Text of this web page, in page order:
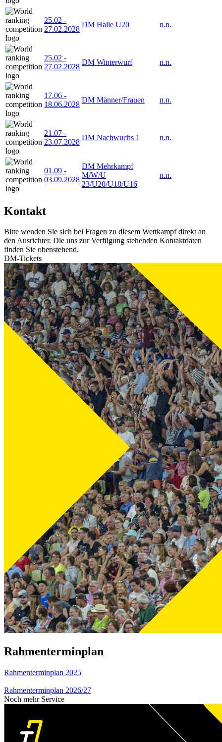
25.02 -
27.02.2028
DM Halle U20 n.n.
25.02 -
27.02.2028
DM Winterwurf n.n.
17.06 -
18.06.2028
DM Männer/Frauen n.n.
21.07 -
23.07.2028
DM Nachwuchs 1 n.n.
01.09 -
03.09.2028
DM Mehrkampf
M/W/U
23/U20/U18/U16
n.n.
Kontakt
Bitte wenden Sie sich bei Fragen zu diesem Wettkampf direkt an
den Ausrichter. Die uns zur Verfügung stehenden Kontaktdaten
finden Sie obenstehend.
DM-Tickets
Rahmenterminplan
Rahmenterminplan 2025
Rahmenterminplan 2026/27
Noch mehr Service